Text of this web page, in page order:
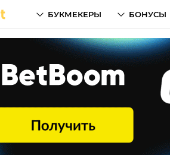
БУКМЕКЕРЫ БОНУСЫ